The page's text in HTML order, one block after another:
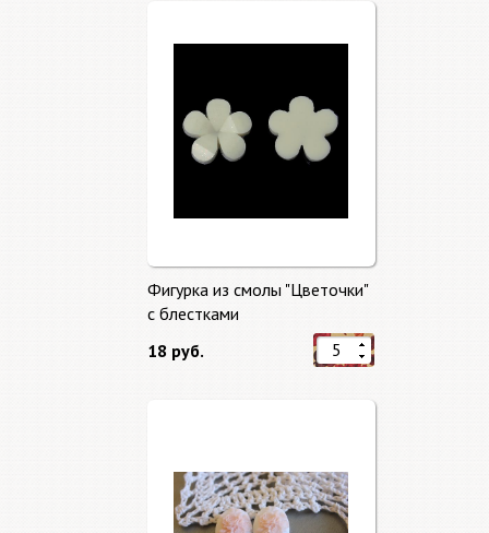
Фигурка из смолы "Цветочки"
с блестками
18 руб.